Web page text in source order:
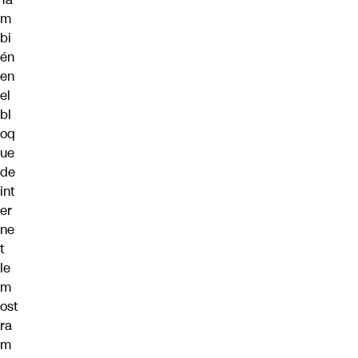
m
bi
én
en
el
bl
oq
ue
de
int
er
ne
t
le
m
ost
ra
m